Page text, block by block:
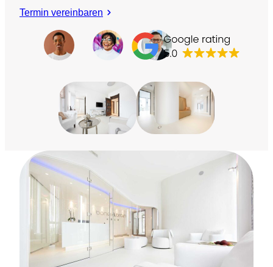
Termin vereinbaren